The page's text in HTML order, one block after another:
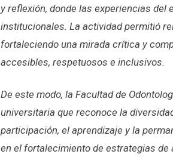
y reflexión, donde las experiencias
institucionales. La actividad permitió
fortaleciendo una mirada crítica y
accesibles, respetuosos e inclusivos.
De este modo, la Facultad de
universitaria que reconoce la
participación, el aprendizaje y la
en el fortalecimiento de estrategias